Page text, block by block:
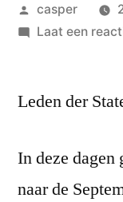
Geplaatst
door
casper
Laat een
Leden der
In deze dagen
naar de